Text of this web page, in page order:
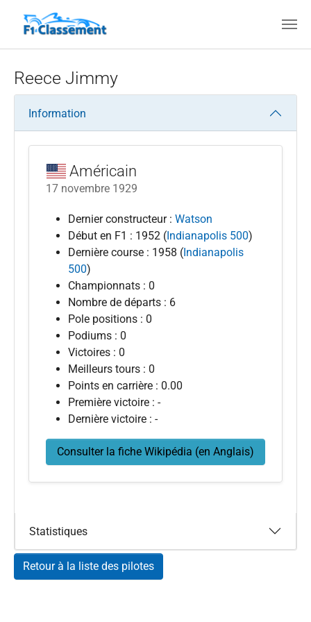
Reece Jimmy
Information
Américain
17 novembre 1929
Dernier constructeur : Watson
Début en F1 : 1952 (Indianapolis 500)
Dernière course : 1958 (Indianapolis
500)
Championnats : 0
Nombre de départs : 6
Pole positions : 0
Podiums : 0
Victoires : 0
Meilleurs tours : 0
Points en carrière : 0.00
Première victoire : -
Dernière victoire : -
Consulter la fiche Wikipédia (en Anglais)
Statistiques
Retour à la liste des pilotes